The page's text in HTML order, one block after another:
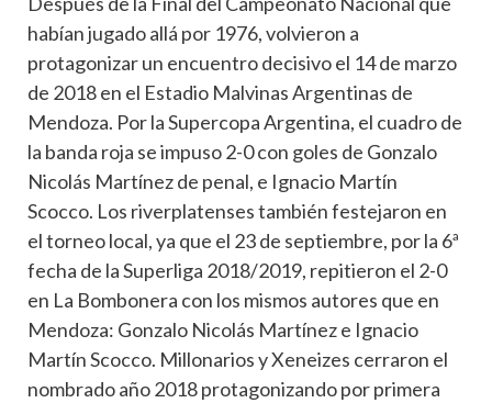
habían jugado allá por 1976, volvieron a
protagonizar un encuentro decisivo el 14 de marzo
de 2018 en el Estadio Malvinas Argentinas de
Mendoza. Por la Supercopa Argentina, el cuadro de
la banda roja se impuso 2-0 con goles de Gonzalo
Nicolás Martínez de penal, e Ignacio Martín
Scocco. Los riverplatenses también festejaron en
el torneo local, ya que el 23 de septiembre, por la 6ª
fecha de la Superliga 2018/2019, repitieron el 2-0
en La Bombonera con los mismos autores que en
Mendoza: Gonzalo Nicolás Martínez e Ignacio
Martín Scocco. Millonarios y Xeneizes cerraron el
nombrado año 2018 protagonizando por primera